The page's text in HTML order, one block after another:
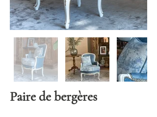
Paire de bergères